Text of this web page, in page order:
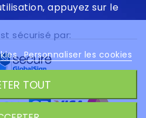
appuyez sur le
Personnaliser les cookies
TOUT
sécurisé par: